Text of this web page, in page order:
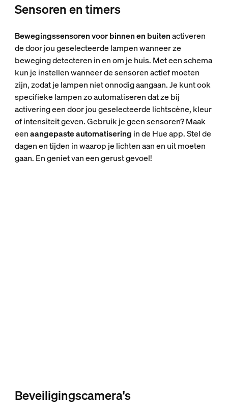
Sensoren en timers
Bewegingssensoren voor binnen en buitenactiveren
de door jou geselecteerde lampen wanneer ze
beweging detecteren in en om je huis. Met een schema
kun je instellen wanneer de sensoren actief moeten
zijn, zodat je lampen niet onnodig aangaan. Je kunt ook
specifieke lampen zo automatiseren dat ze bij
activering een door jou geselecteerde lichtscène, kleur
of intensiteit geven. Gebruik je geen sensoren? Maak
eenaangepaste automatisering in de Hue app. Stel de
dagen en tijden in waarop je lichten aan en uit moeten
gaan. En geniet van een gerust gevoel!
Beveiligingscamera's